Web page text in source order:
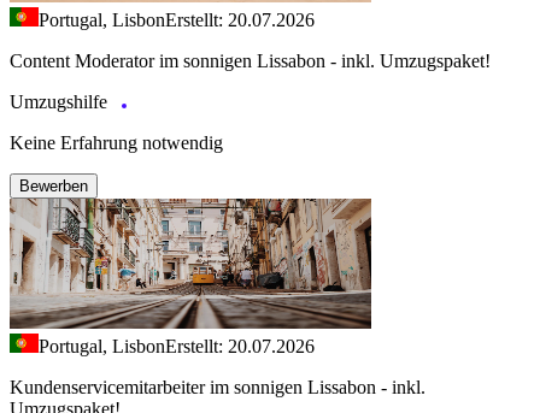
Portugal, LisbonErstellt: 20.07.2026
Content Moderator im sonnigen Lissabon - inkl. Umzugspaket!
Umzugshilfe
Keine Erfahrung notwendig
Bewerben
Portugal, LisbonErstellt: 20.07.2026
Kundenservicemitarbeiter im sonnigen Lissabon - inkl.